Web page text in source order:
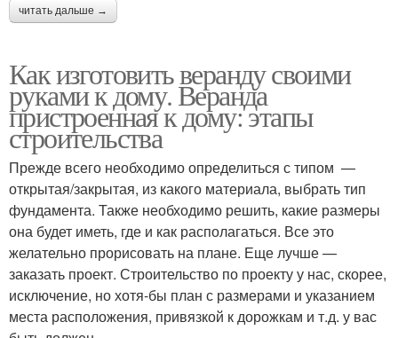
читать дальше →
Как изготовить веранду своими
руками к дому. Веранда
пристроенная к дому: этапы
строительства
Прежде всего необходимо определиться с типом —
открытая/закрытая, из какого материала, выбрать тип
фундамента. Также необходимо решить, какие размеры
она будет иметь, где и как располагаться. Все это
желательно прорисовать на плане. Еще лучше —
заказать проект. Строительство по проекту у нас, скорее,
исключение, но хотя-бы план с размерами и указанием
места расположения, привязкой к дорожкам и т.д. у вас